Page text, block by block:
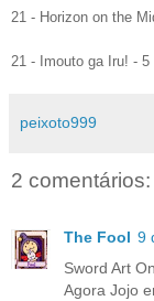
21 - Horizon on the
21 - Imouto ga Iru! - 5
peixoto999
2 comentários:
The Fool 9
Sword Art
Agora Jojo